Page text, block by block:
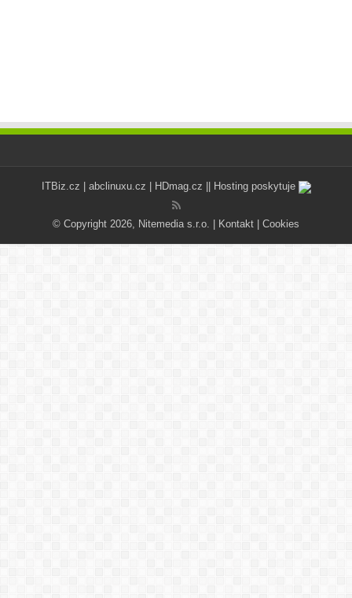
ITBiz.cz abclinuxu.cz HDmag.cz || Hosting poskytuje
© Copyright 2026, Nitemedia s.r.o. | Kontakt Cookies